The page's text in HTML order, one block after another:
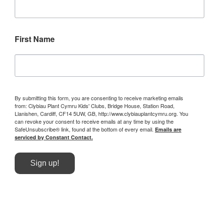
First Name
By submitting this form, you are consenting to receive marketing emails
from: Clybiau Plant Cymru Kids' Clubs, Bridge House, Station Road,
Llanishen, Cardiff, CF14 5UW, GB, http://www.clybiauplantcymru.org. You
can revoke your consent to receive emails at any time by using the
SafeUnsubscribe® link, found at the bottom of every email. Emails are
serviced by Constant Contact.
Sign up!